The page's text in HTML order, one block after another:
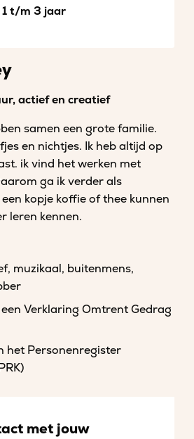
t/m 3 jaar
actief en creatief
samen een grote familie.
en nichtjes. Ik heb altijd op
ik vind het werken met
ga ik verder als
kopje koffie of thee kunnen
leren kennen.
muzikaal, buitenmens,
Verklaring Omtrent Gedrag
het Personenregister
met jouw